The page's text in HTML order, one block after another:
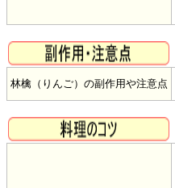
林檎（りんご）の副作用や注意点